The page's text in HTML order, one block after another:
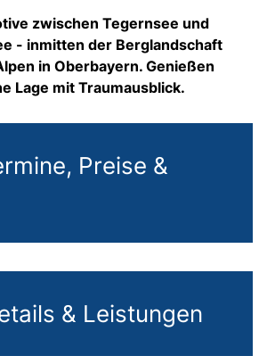
zwischen Tegernsee und
- inmitten der Berglandschaft
in Oberbayern. Genießen
Lage mit Traumausblick.
Preise &
& Leistungen